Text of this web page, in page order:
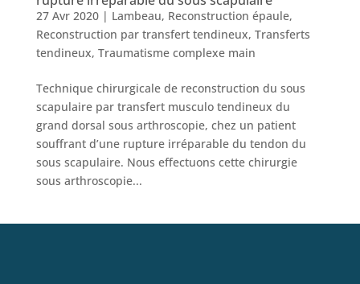
27 Avr 2020| Lambeau, Reconstruction épaule,
Reconstruction par transfert tendineux, Transferts
tendineux, Traumatisme complexe main
Technique chirurgicale de reconstruction du sous
scapulaire par transfert musculo tendineux du
grand dorsal sous arthroscopie, chez un patient
souffrant d’une rupture irréparable du tendon du
sous scapulaire. Nous effectuons cette chirurgie
sous arthroscopie...